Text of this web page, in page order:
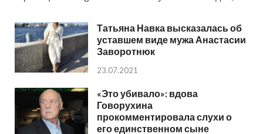
Татьяна Навка высказалась об
уставшем виде мужа Анастасии
Заворотнюк
23.07.2021
«Это убивало»: вдова
Говорухина
прокомментировала слухи о
его единственном сыне